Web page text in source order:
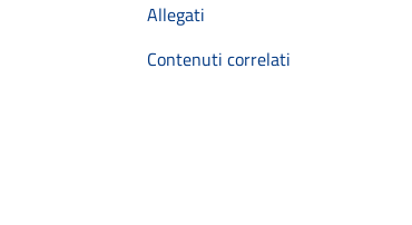
Allegati
Contenuti correlati